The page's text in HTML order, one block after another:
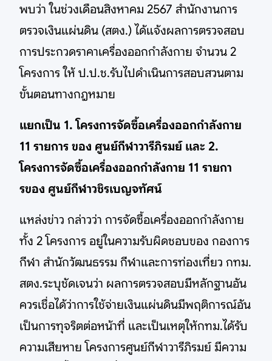
พบว่า ในช่วงเดือนสิงหาคม 2567 สำนักงานการ
ตรวจเงินแผ่นดิน (สตง.) ได้แจ้งผลการตรวจสอบ
การประกวดราคาเครื่องออกกำลังกาย จำนวน 2
โครงการ ให้ ป.ป.ช.รับไปดำเนินการสอบสวนตาม
ขั้นตอนทางกฎหมาย
แยกเป็น 1. โครงการจัดซื้อเครื่องออกกำลังกาย
11 รายการ ของ ศูนย์กีฬาวารีภิรมย์ และ 2.
โครงการจัดซื้อเครื่องออกกำลังกาย 11 รายกา
รของ ศูนย์กีฬาวชิรเบญจทัศน์
แหล่งข่าว กล่าวว่า การจัดซื้อเครื่องออกกำลังกาย
ทั้ง 2 โครงการ อยู่ในความรับผิดชอบของ กองการ
กีฬา สำนักวัฒนธรรม กีฬาและการท่องเที่ยว กทม.
สตง.ระบุชัดเจนว่า ผลการตรวจสอบมีหลักฐานอัน
ควรเชื่อได้ว่าการใช้จ่ายเงินแผ่นดินมีพฤติการณ์อัน
เป็นการทุจริตต่อหน้าที่ และเป็นเหตุให้กทม.ได้รับ
ความเสียหาย โครงการศูนย์กีฬาวารีภิรมย์ มีความ